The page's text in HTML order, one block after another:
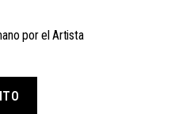
por el Artista